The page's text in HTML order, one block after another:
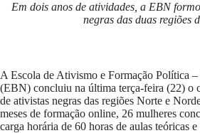
Em dois anos de atividades, a EBN
negras das duas regiões
A Escola de Ativismo e Formação Política
(EBN) concluiu na última terça-feira (22) o
de ativistas negras das regiões Norte e
meses de formação online, 26 mulheres
carga horária de 60 horas de aulas teóricas e